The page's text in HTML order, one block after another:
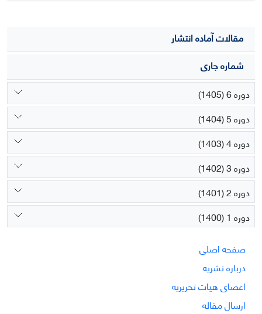
مقالات آماده انتشار
شماره جاری
دوره 6 (1405)
دوره 5 (1404)
دوره 4 (1403)
دوره 3 (1402)
دوره 2 (1401)
دوره 1 (1400)
صفحه اصلی
درباره نشریه
اعضای هیات تحریریه
ارسال مقاله